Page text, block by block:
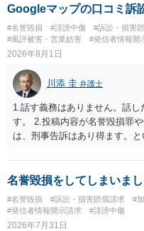
者のところに、意見照会がなさ
は、アカウントの登録メール
場合賠償金はいくらでしょう
から１００万単位まで様々で
Googleマップの口コミ訴
#名誉毀損 #誹謗中傷 #訴訟・損害
#風評被害・営業妨害
#発信者情報開
2026年8月1日
川添 圭 弁護士
1.話す義務はありません。話
す。 2.投稿内容が名誉毀損罪
は、刑事告訴はあり得ます。
です。Googleは電話番号の開
も特定可能になるよう、複数
です。さらにいえば、利用者
ある程度対象者を特定できて
ので発信者情報開示請求をす
名誉毀損をしてしまいま
#名誉毀損 #訴訟・損害賠償請求 #
#発信者情報開示請求
#誹謗中傷
2026年7月31日